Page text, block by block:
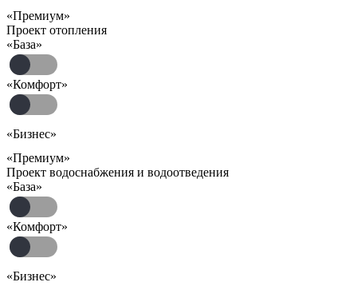
«Премиум»
Проект отопления
«База»
«Комфорт»
«Бизнес»
«Премиум»
Проект водоснабжения и водоотведения
«База»
«Комфорт»
«Бизнес»